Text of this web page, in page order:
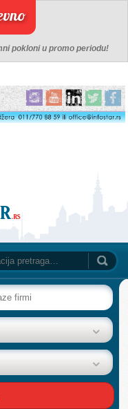
pokloni u promo periodu!